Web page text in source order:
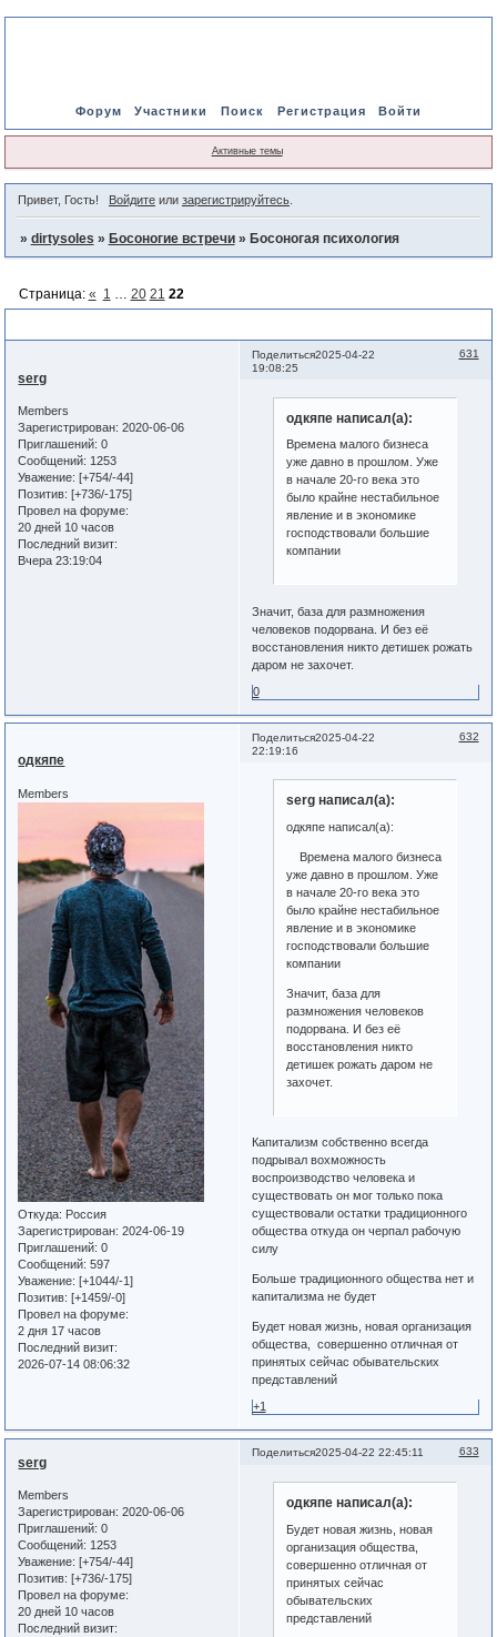
Форум Участники Поиск Регистрация Войти
Активные темы
Привет, Гость! Войдитеили зарегистрируйтесь.
» dirtysoles » Босоногие встречи » Босоногая психология
Страница: « 1 … 20 21 22
Поделиться 631
2025-04-22
19:08:25
serg
Members
Зарегистрирован: 2020-06-06
Приглашений: 0
Сообщений: 1253
Уважение: [+754/-44]
Позитив: [+736/-175]
Провел на форуме:
20 дней 10 часов
Последний визит:
Вчера 23:19:04
одкяпе написал(а):
Времена малого бизнеса
уже давно в прошлом. Уже
в начале 20-го века это
было крайне нестабильное
явление и в экономике
господствовали большие
компании
Значит, база для размножения
человеков подорвана. И без её
восстановления никто детишек рожать
даром не захочет.
0
Поделиться 632
2025-04-22
22:19:16
одкяпе
Members
Откуда: Россия
Зарегистрирован: 2024-06-19
Приглашений: 0
Сообщений: 597
Уважение: [+1044/-1]
Позитив: [+1459/-0]
Провел на форуме:
2 дня 17 часов
Последний визит:
2026-07-14 08:06:32
serg написал(а):
одкяпе написал(а):
Времена малого бизнеса
уже давно в прошлом. Уже
в начале 20-го века это
было крайне нестабильное
явление и в экономике
господствовали большие
компании
Значит, база для
размножения человеков
подорвана. И без её
восстановления никто
детишек рожать даром не
захочет.
Капитализм собственно всегда
подрывал вохможность
воспроизводство человека и
существовать он мог только пока
существовали остатки традиционного
общества откуда он черпал рабочую
силу
Больше традиционного общества нет и
капитализма не будет
Будет новая жизнь, новая организация
общества, совершенно отличная от
принятых сейчас обывательских
представлений
+1
Поделиться 633
2025-04-22 22:45:11
serg
Members
Зарегистрирован: 2020-06-06
Приглашений: 0
Сообщений: 1253
Уважение: [+754/-44]
Позитив: [+736/-175]
Провел на форуме:
20 дней 10 часов
Последний визит:
одкяпе написал(а):
Будет новая жизнь, новая
организация общества,
совершенно отличная от
принятых сейчас
обывательских
представлений